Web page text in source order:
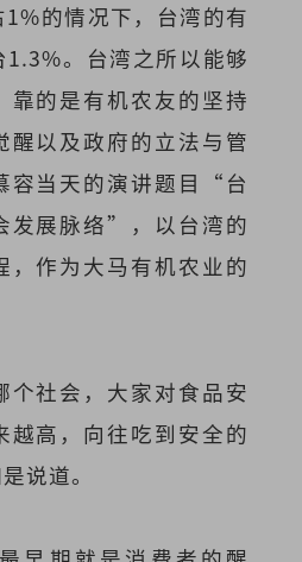
的情况下，台湾的有
。台湾之所以能够
靠的是有机农友的坚持
醒以及政府的立法与管
容当天的演讲题目“台
发展脉络”，以台湾的
，作为大马有机农业的
个社会，大家对食品安
越高，向往吃到安全的
说道。